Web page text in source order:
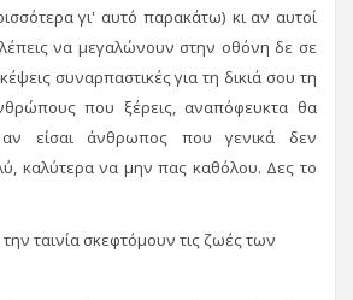
γι' αυτό παρακάτω) κι αν αυτοί
να μεγαλώνουν στην οθόνη δε σε
συναρπαστικές για τη δικιά σου τη
που ξέρεις, αναπόφευκτα θα
αν είσαι άνθρωπος που γενικά δεν
καλύτερα να μην πας καθόλου. Δες το
ταινία σκεφτόμουν τις ζωές των